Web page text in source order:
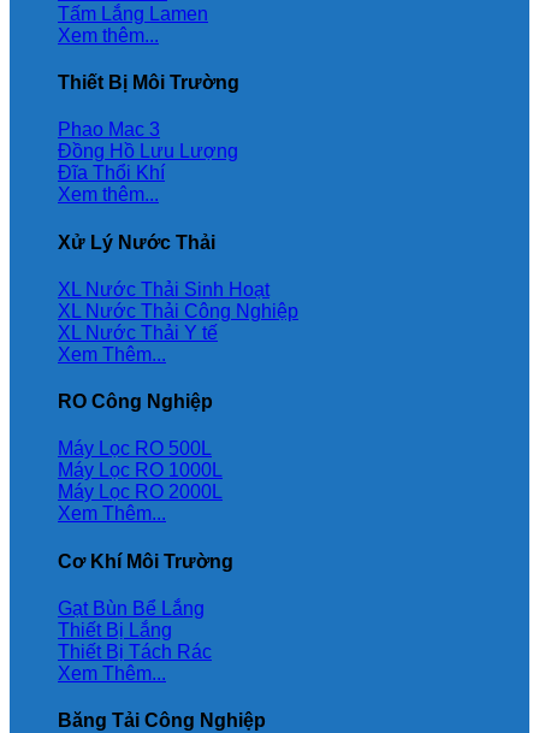
Tấm Lắng Lamen
Xem thêm...
Thiết Bị Môi Trường
Phao Mac 3
Đồng Hồ Lưu Lượng
Đĩa Thổi Khí
Xem thêm...
Xử Lý Nước Thải
XL Nước Thải Sinh Hoạt
XL Nước Thải Công Nghiệp
XL Nước Thải Y tế
Xem Thêm...
RO Công Nghiệp
Máy Lọc RO 500L
Máy Lọc RO 1000L
Máy Lọc RO 2000L
Xem Thêm...
Cơ Khí Môi Trường
Gạt Bùn Bể Lắng
Thiết Bị Lắng
Thiết Bị Tách Rác
Xem Thêm...
Băng Tải Công Nghiệp